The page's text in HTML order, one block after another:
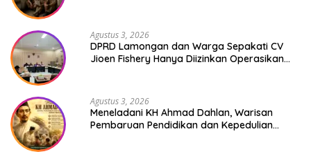
Agustus 3, 2026
DPRD Lamongan dan Warga Sepakati CV
Jioen Fishery Hanya Diizinkan Operasikan
Agustus 3, 2026
Meneladani KH Ahmad Dahlan, Warisan
Pembaruan Pendidikan dan Kepedulian